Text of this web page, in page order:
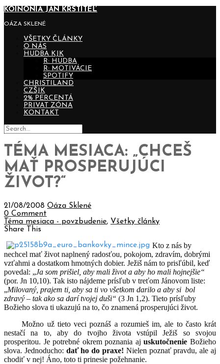
KOINONIA JÁN KRSTITEĽ
OÁZA SKLENÉ
VŠETKY ČLÁNKY
O NÁS
HUDBA KJK
R: HUDBA
R: MOTIVÁCIE
SPOTIFY
CHRISTILAND
CZŠJK
2% PERCENTÁ
PRIVAT ZÓNA
KONTAKT
TÉMA MESIACA: „CHCEŠ
MAŤ PROSPERUJÚCI
ŽIVOT?“
21/08/2008 Oáza Sklené
0 Comment
Téma mesiaca - povzbudenie, Všetky články
Share This
Kto z nás by
nechcel mať život naplnený radosťou, pokojom, zdravím, dobrými
vzťahmi a dostatkom hmotných dobier. Ježiš nám to prisľúbil, keď
povedal: „Ja som prišiel, aby mali život a aby ho mali hojnejšie“
(por. Jn 10,10). Tak isto nájdeme prísľub v treťom Jánovom liste:
„Milovaný, prajem ti, aby sa ti vo všetkom darilo a aby si bol
zdravý – tak ako sa darí tvojej duši“ (3 Jn 1,2). Tieto prísľuby
Božieho slova ti ukazujú na to, čo znamená prosperujúci život.
Možno už tieto veci poznáš a rozumieš im, ale to často krát
nestačí na to, aby do tvojho života vstúpil Ježiš so svojou
prosperitou. Je potrebné okrem poznania ajuskutočnenie Božieho
slova. Jednoducho: dať ho do praxe! Nielen poznať pravdu, ale aj
chodiť v nej! Áno, toto ti prinesie požehnanie.